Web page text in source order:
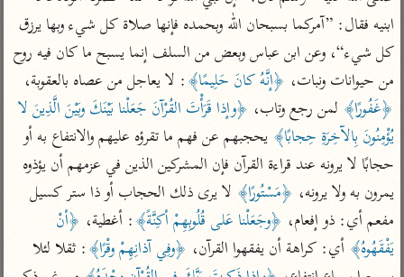
اشترك لتصلك أخبار مشاريعنا
اشترك
راسلنا •تليجرام •تويتر
كنوز•تعليمات •عن الباحث القرآني
من حيوانات ونبات، ﴿إنَّهُ كانَ حَلِيمًا﴾: لا يعاجل من عصاه بالعقوبة،
﴿غَفُورًا﴾ لمن رجع وتاب،
يُؤْمِنُونَ بِالآخِرَةِ حِجابًا﴾
يحجبهم عن فهم ما تقرؤه عليهم والانتفاع به أو
يمرون به ولا يرونه، ﴿مَسْتُورًا﴾
مفعم أي: ذو إفعام، ﴿وجَعَلْنا عَلى قُلُوبِهِمْ أكِنَّةً﴾: أغطية،
يَفْقَهُوهُ﴾ أي: كراهة أن يفقهوا القرآن، ﴿وفِي آذانِهِمْ وقْرًا﴾